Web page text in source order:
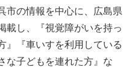
市の情報を中心に、広島県
載し、『視覚障がいを持っ
』『車いすを利用している
な子どもを連れた方』な